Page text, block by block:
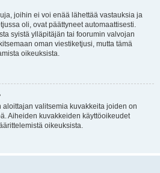
joihin ei voi enää lähettää vastauksia ja
oli, ovat päättyneet automaattisesti.
syistä ylläpitäjän tai foorumin valvojan
oman viestiketjusi, mutta tämä
oikeuksista.
valitsemia kuvakkeita joiden on
Aiheiden kuvakkeiden käyttöoikeudet
oikeuksista.